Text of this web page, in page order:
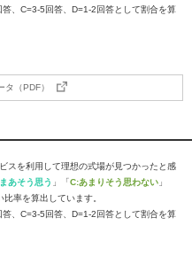
、C=3-5回答、D=1-2回答として割合を算
タ（PDF）
スを利用して理想の式場が見つかったと感
あそう思う 」「C:あまりそう思わない 」
率を算出しています。
、C=3-5回答、D=1-2回答として割合を算